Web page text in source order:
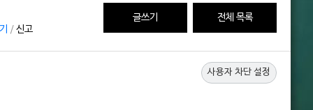
/ 신고
글쓰기 전체 목록
사용자 차단 설정